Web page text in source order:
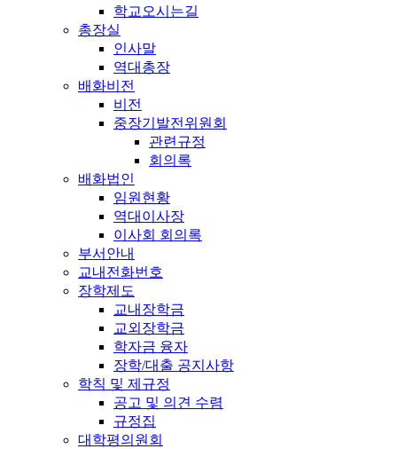
학교오시는길
총장실
인사말
역대총장
배화비전
비전
중장기발전위원회
관련규정
회의록
배화법인
임원현황
역대이사장
이사회 회의록
부서안내
교내전화번호
장학제도
교내장학금
교외장학금
학자금 융자
장학/대출 공지사항
학칙 및 제규정
공고 및 의견 수렴
규정집
대학평의원회